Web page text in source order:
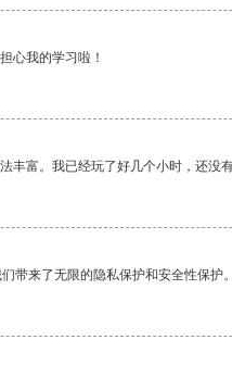
心我的学习啦！
丰富。我已经玩了好几个小时，还没
带来了无限的隐私保护和安全性保护